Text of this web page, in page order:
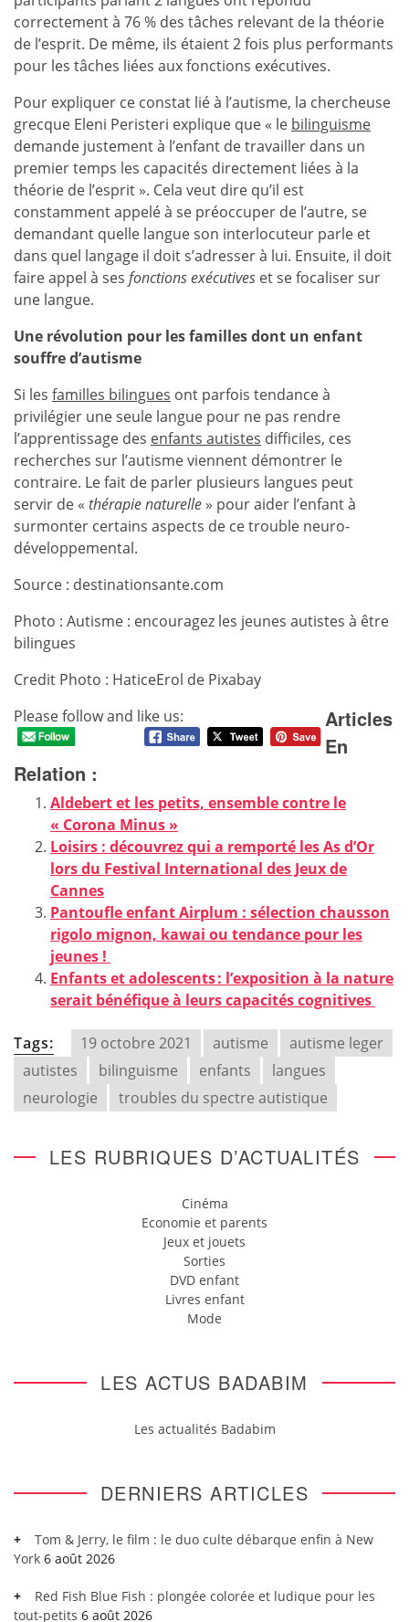
correctement à 76 % des tâches relevant de la théorie
de l’esprit. De même, ils étaient 2 fois plus performants
pour les tâches liées aux fonctions exécutives.
Pour expliquer ce constat lié à l’autisme, la chercheuse
grecque Eleni Peristeri explique que « le bilinguisme
demande justement à l’enfant de travailler dans un
premier temps les capacités directement liées à la
théorie de l’esprit ». Cela veut dire qu’il est
constamment appelé à se préoccuper de l’autre, se
demandant quelle langue son interlocuteur parle et
dans quel langage il doit s’adresser à lui. Ensuite, il doit
faire appel à ses fonctions exécutives et se focaliser sur
une langue.
Une révolution pour les familles dont un enfant
souffre d’autisme
Si les familles bilingues ont parfois tendance à
privilégier une seule langue pour ne pas rendre
l’apprentissage des enfants autistes difficiles, ces
recherches sur l’autisme viennent démontrer le
contraire. Le fait de parler plusieurs langues peut
servir de « thérapie naturelle » pour aider l’enfant à
surmonter certains aspects de ce trouble neuro-
développemental.
Source : destinationsante.com
Photo : Autisme : encouragez les jeunes autistes à être
bilingues
Credit Photo : HaticeErol de Pixabay
Please follow and like us:
Articles
En
Relation :
Aldebert et les petits, ensemble contre le
« Corona Minus »
Loisirs : découvrez qui a remporté les As d’Or
lors du Festival International des Jeux de
Cannes
Pantoufle enfant Airplum : sélection chausson
rigolo mignon, kawai ou tendance pour les
jeunes !
Enfants et adolescents : l’exposition à la nature
serait bénéfique à leurs capacités cognitives
Tags: 19 octobre 2021 autisme
autisme leger
autistes
bilinguisme enfants
langues
neurologie
troubles du spectre autistique
LES RUBRIQUES D’ACTUALITÉS
Cinéma
Economie et parents
Jeux et jouets
Sorties
DVD enfant
Livres enfant
Mode
LES ACTUS BADABIM
Les actualités Badabim
DERNIERS ARTICLES
Tom & Jerry, le film : le duo culte débarque enfin à New
York 6 août 2026
Red Fish Blue Fish : plongée colorée et ludique pour les
tout-petits 6 août 2026